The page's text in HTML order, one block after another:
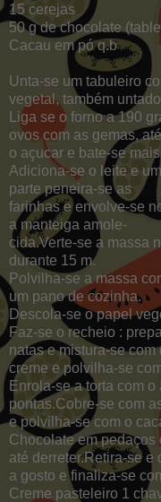
15 cerejas
50 g de chocolate
Cacau em pó q.b
Unta-se um tabuleiro
vegetal, também
Liga se o forno a 190
ovos com as gemas,
o açucar e bate-se
Adiciona-se o leite e
parte peneira-se as
farinhas e envolve-se
a manteiga amole-
cida.Verte-se a massa
durante 15 m.
Polvilha-se a massa
um pano de cozinha.
Descola-se o papel
Faz-se o recheio :
natas e mistura-se
creme e polvilha-se
Enrola-se a torta com
pontas.Cobre-se com
e polvilha-se com o
Chocolate em pedaços
até derreter.Retira-se e
a gosto e finaliza-se
Creme pasteleiro 1